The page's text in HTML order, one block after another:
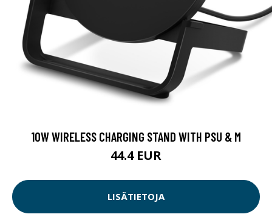
10W WIRELESS CHARGING STAND WITH PSU & M
44.4 EUR
LISÄTIETOJA